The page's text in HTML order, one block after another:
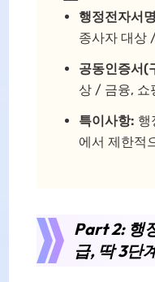
행정전자서
종사자 대상
공동인증서(
상 / 금융, 쇼
특이사항: 행
에서 제한적
Part 2: 행
급, 딱 3단